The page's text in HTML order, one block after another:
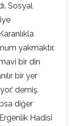
Sosyal
yakmaktır.
bir din
bir yer
demiş.
diğer
Hadisi